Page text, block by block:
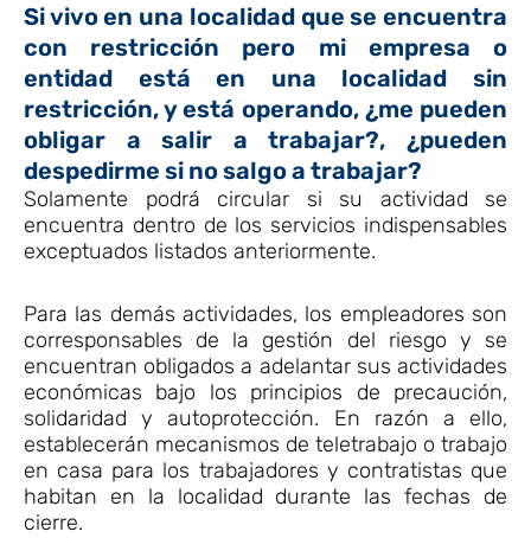
Si vivo en una localidad que se encuentra
con restricción pero mi empresa o
entidad está en una localidad sin
restricción, y está operando, ¿me pueden
obligar a salir a trabajar?, ¿pueden
despedirme si no salgo a trabajar?
Solamente podrá circular si su actividad se
encuentra dentro de los servicios indispensables
exceptuados listados anteriormente.
Para las demás actividades, los empleadores son
corresponsables de la gestión del riesgo y se
encuentran obligados a adelantar sus actividades
económicas bajo los principios de precaución,
solidaridad y autoprotección. En razón a ello,
establecerán mecanismos de teletrabajo o trabajo
en casa para los trabajadores y contratistas que
habitan en la localidad durante las fechas de
cierre.